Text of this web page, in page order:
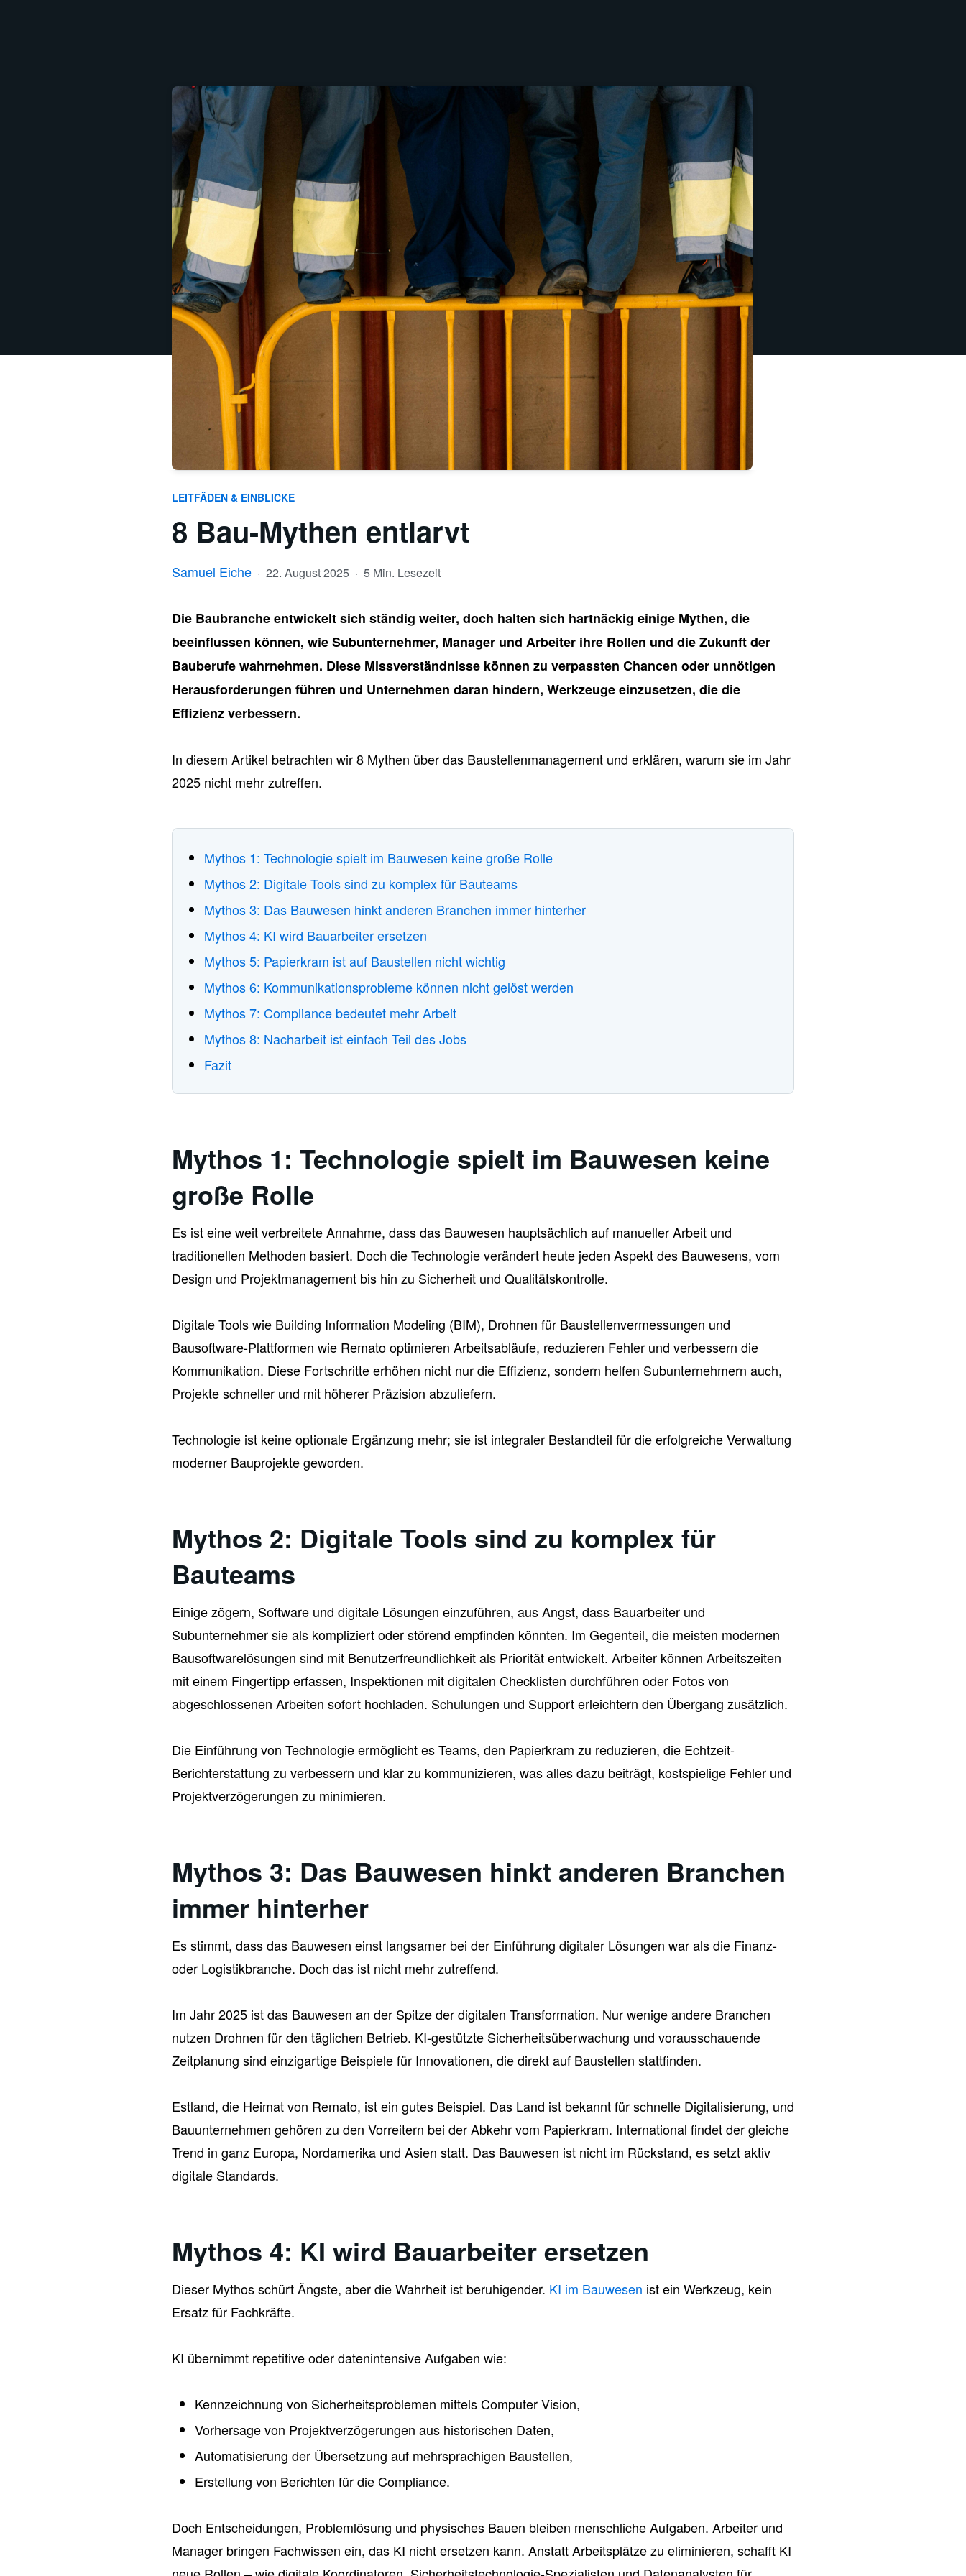
LEITFÄDEN & EINBLICKE
8 Bau-Mythen entlarvt
Samuel Eiche · 22. August 2025 · 5 Min. Lesezeit
Die Baubranche entwickelt sich ständig weiter, doch halten sich hartnäckig einige Mythen, die
beeinflussen können, wie Subunternehmer, Manager und Arbeiter ihre Rollen und die Zukunft der
Bauberufe wahrnehmen. Diese Missverständnisse können zu verpassten Chancen oder unnötigen
Herausforderungen führen und Unternehmen daran hindern, Werkzeuge einzusetzen, die die
Effizienz verbessern.
In diesem Artikel betrachten wir 8 Mythen über das Baustellenmanagement und erklären, warum sie im Jahr
2025 nicht mehr zutreffen.
Mythos 1: Technologie spielt im Bauwesen keine große Rolle
Mythos 2: Digitale Tools sind zu komplex für Bauteams
Mythos 3: Das Bauwesen hinkt anderen Branchen immer hinterher
Mythos 4: KI wird Bauarbeiter ersetzen
Mythos 5: Papierkram ist auf Baustellen nicht wichtig
Mythos 6: Kommunikationsprobleme können nicht gelöst werden
Mythos 7: Compliance bedeutet mehr Arbeit
Mythos 8: Nacharbeit ist einfach Teil des Jobs
Fazit
Mythos 1: Technologie spielt im Bauwesen keine
große Rolle
Es ist eine weit verbreitete Annahme, dass das Bauwesen hauptsächlich auf manueller Arbeit und
traditionellen Methoden basiert. Doch die Technologie verändert heute jeden Aspekt des Bauwesens, vom
Design und Projektmanagement bis hin zu Sicherheit und Qualitätskontrolle.
Digitale Tools wie Building Information Modeling (BIM), Drohnen für Baustellenvermessungen und
Bausoftware-Plattformen wie Remato optimieren Arbeitsabläufe, reduzieren Fehler und verbessern die
Kommunikation. Diese Fortschritte erhöhen nicht nur die Effizienz, sondern helfen Subunternehmern auch,
Projekte schneller und mit höherer Präzision abzuliefern.
Technologie ist keine optionale Ergänzung mehr; sie ist integraler Bestandteil für die erfolgreiche Verwaltung
moderner Bauprojekte geworden.
Mythos 2: Digitale Tools sind zu komplex für
Bauteams
Einige zögern, Software und digitale Lösungen einzuführen, aus Angst, dass Bauarbeiter und
Subunternehmer sie als kompliziert oder störend empfinden könnten. Im Gegenteil, die meisten modernen
Bausoftwarelösungen sind mit Benutzerfreundlichkeit als Priorität entwickelt. Arbeiter können Arbeitszeiten
mit einem Fingertipp erfassen, Inspektionen mit digitalen Checklisten durchführen oder Fotos von
abgeschlossenen Arbeiten sofort hochladen. Schulungen und Support erleichtern den Übergang zusätzlich.
Die Einführung von Technologie ermöglicht es Teams, den Papierkram zu reduzieren, die Echtzeit-
Berichterstattung zu verbessern und klar zu kommunizieren, was alles dazu beiträgt, kostspielige Fehler und
Projektverzögerungen zu minimieren.
Mythos 3: Das Bauwesen hinkt anderen Branchen
immer hinterher
Es stimmt, dass das Bauwesen einst langsamer bei der Einführung digitaler Lösungen war als die Finanz-
oder Logistikbranche. Doch das ist nicht mehr zutreffend.
Im Jahr 2025 ist das Bauwesen an der Spitze der digitalen Transformation. Nur wenige andere Branchen
nutzen Drohnen für den täglichen Betrieb. KI-gestützte Sicherheitsüberwachung und vorausschauende
Zeitplanung sind einzigartige Beispiele für Innovationen, die direkt auf Baustellen stattfinden.
Estland, die Heimat von Remato, ist ein gutes Beispiel. Das Land ist bekannt für schnelle Digitalisierung, und
Bauunternehmen gehören zu den Vorreitern bei der Abkehr vom Papierkram. International findet der gleiche
Trend in ganz Europa, Nordamerika und Asien statt. Das Bauwesen ist nicht im Rückstand, es setzt aktiv
digitale Standards.
Mythos 4: KI wird Bauarbeiter ersetzen
Dieser Mythos schürt Ängste, aber die Wahrheit ist beruhigender. KI im Bauwesen ist ein Werkzeug, kein
Ersatz für Fachkräfte.
KI übernimmt repetitive oder datenintensive Aufgaben wie:
Kennzeichnung von Sicherheitsproblemen mittels Computer Vision,
Vorhersage von Projektverzögerungen aus historischen Daten,
Automatisierung der Übersetzung auf mehrsprachigen Baustellen,
Erstellung von Berichten für die Compliance.
Doch Entscheidungen, Problemlösung und physisches Bauen bleiben menschliche Aufgaben. Arbeiter und
Manager bringen Fachwissen ein, das KI nicht ersetzen kann. Anstatt Arbeitsplätze zu eliminieren, schafft KI